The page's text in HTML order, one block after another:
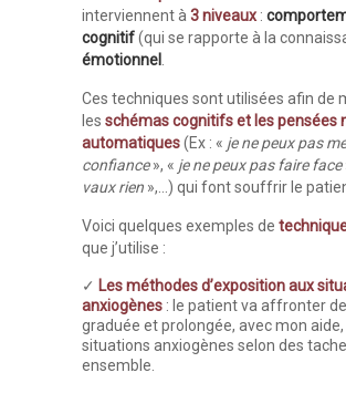
interviennent à3 niveaux:
cognitif(qui se rapporte à la
émotionnel .
Ces techniques sont utilisées afin de
les schémas cognitifs et les pensées
automatiques(Ex : « je ne peux pas
confiance», « je ne peux pas faire face
vaux rien »,…) qui font souffrir le
Voici quelques exemples de
que j’utilise :
✓ Les méthodes d’exposition aux
anxiogènes : le patient va affronter
graduée et prolongée, avec mon aide,
situations anxiogènes selon des
ensemble.